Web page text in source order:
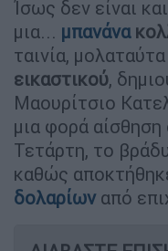
Ίσως δεν είναι
μια... μπανάνα
ταινία,
εικαστικού,
Μαουρίτσιο
μια φορά
Τετάρτη, το
καθώς
δολαρίων από